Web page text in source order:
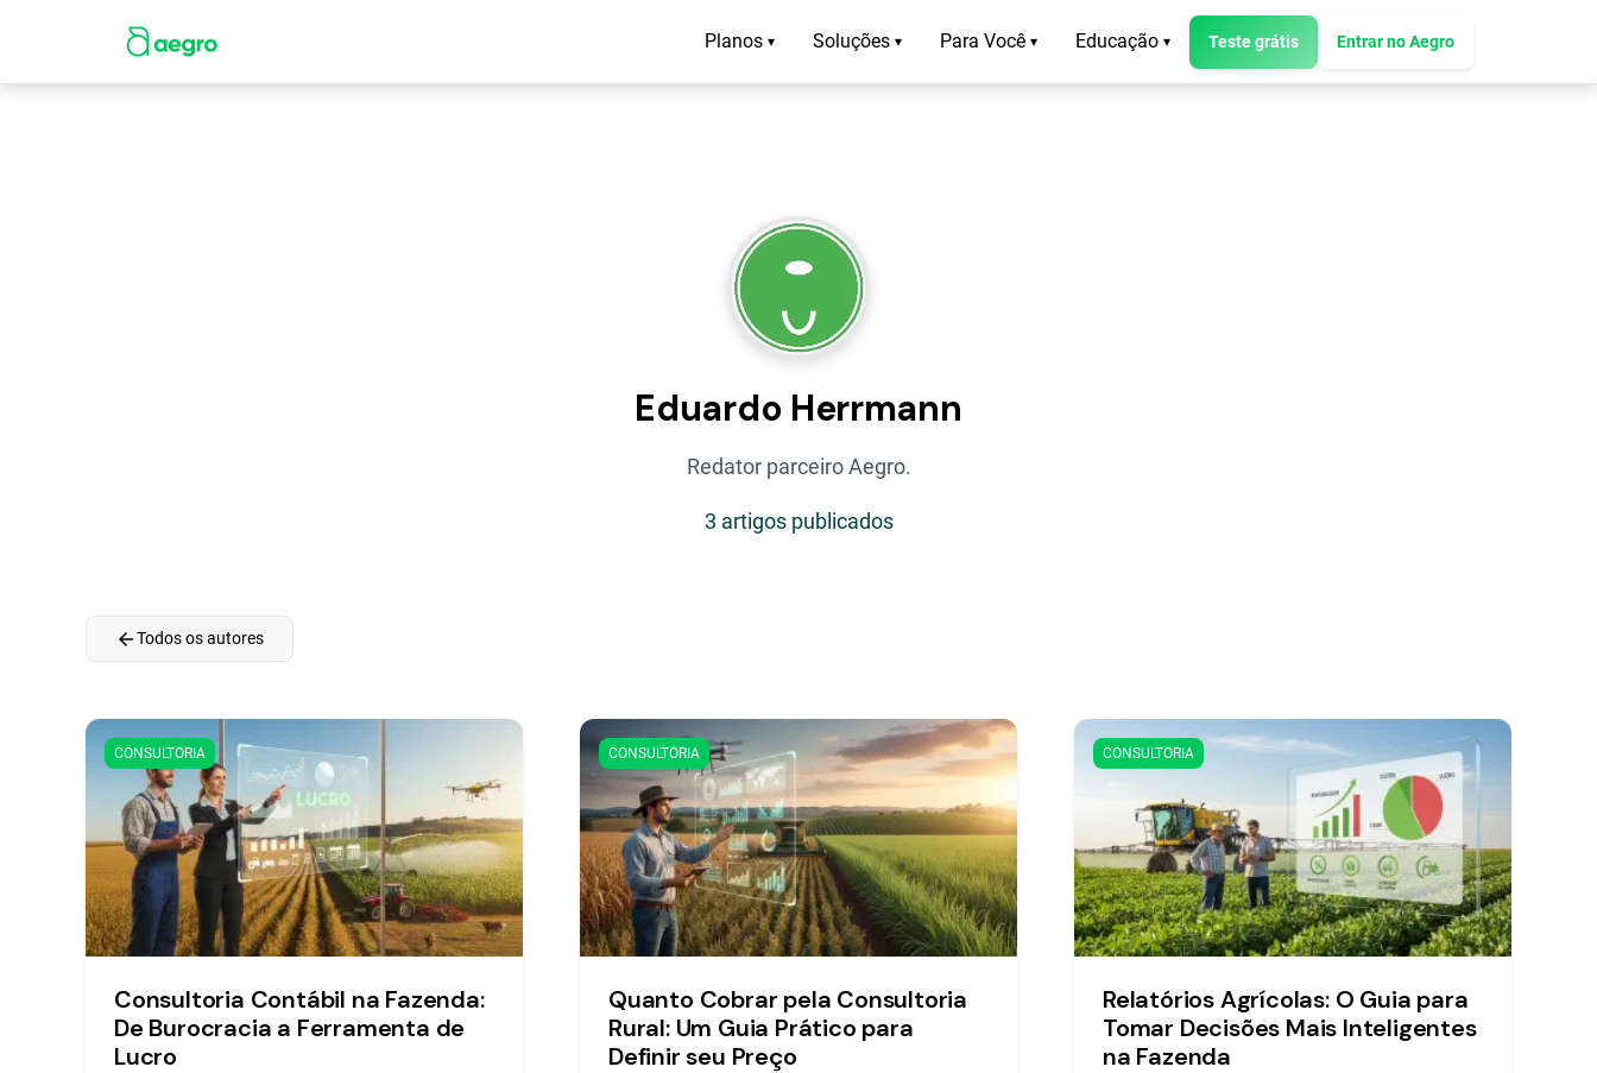
Planos ▾ Soluções ▾ Para Você ▾ Educação ▾ Teste grátis Entrar no Aegro
Eduardo Herrmann
Redator parceiro Aegro.
3 artigos publicados
arrow_backTodos os autores
CONSULTORIA
Consultoria Contábil na Fazenda:
De Burocracia a Ferramenta de
Lucro
CONSULTORIA
Quanto Cobrar pela Consultoria
Rural: Um Guia Prático para
Definir seu Preço
CONSULTORIA
Relatórios Agrícolas: O Guia para
Tomar Decisões Mais Inteligentes
na Fazenda